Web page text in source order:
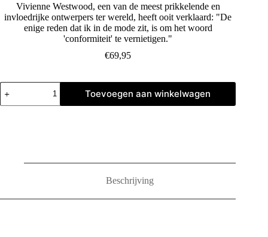
Vivienne Westwood, een van de meest prikkelende en
invloedrijke ontwerpers ter wereld, heeft ooit verklaard: "De
enige reden dat ik in de mode zit, is om het woord
'conformiteit' te vernietigen."
€69,95
Vivienne
Westwood
Catwalk:
Toevoegen aan winkelwagen
Beschrijving